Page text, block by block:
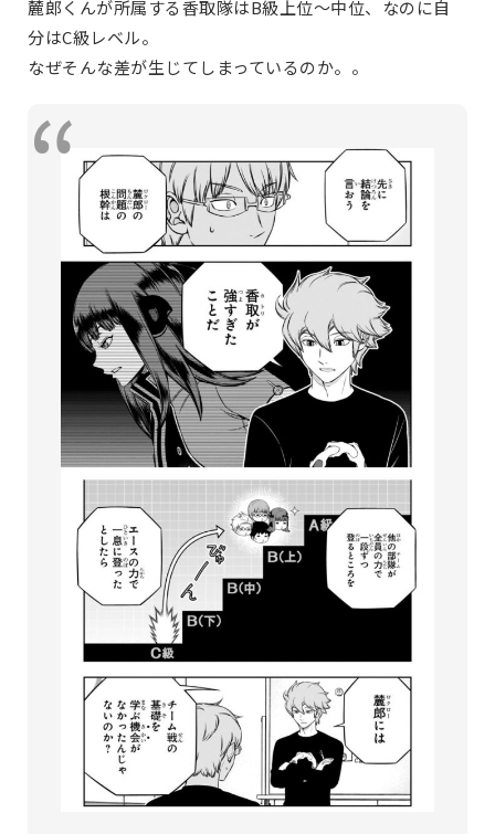
麓郎くんが所属する香取隊はB級上位～中位、なのに自
分はC級レベル。
なぜそんな差が生じてしまっているのか。。